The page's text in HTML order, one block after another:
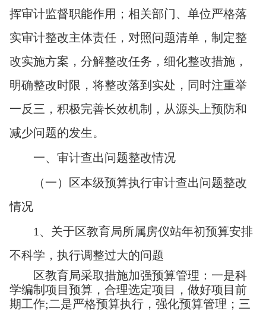
挥审计监督职能作用；相关部门、单位严格落
实审计整改主体责任，对照问题清单，制定整
改实施方案，分解整改任务，细化整改措施，
明确整改时限，将整改落到实处，同时注重举
一反三，积极完善长效机制，从源头上预防和
减少问题的发生。
一、审计查出问题整改情况
（一）区本级预算执行审计查出问题整改
情况
1 、关于区教育局所属房仪站年初预算安排
不科学，执行调整过大的问题
区教育局采取措施加强预算管理：一是科
学编制项目预算，合理选定项目，做好项目前
期工作;二是严格预算执行，强化预算管理；三